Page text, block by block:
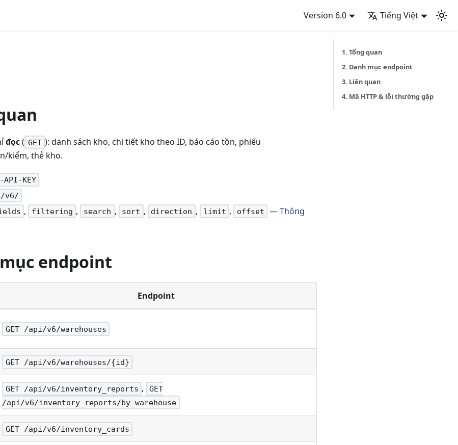
Version 6.0 Tiếng Việt
đọc( GET ): danh sách kho, chi tiết kho theo ID, báo cáo tồn, phiếu
kiểm, thẻ kho.
API-KEY
v6/
, filtering , search , sort , direction , limit , offset —Thông
endpoint
Endpoint
GET /api/v6/warehouses
GET /api/v6/warehouses/{id}
GET /api/v6/inventory_reports ,
GET
/api/v6/inventory_reports/by_warehouse
GET /api/v6/inventory_cards
1. Tổng quan
2. Danh mục endpoint
3. Liên quan
4. Mã HTTP & lỗi thường gặp